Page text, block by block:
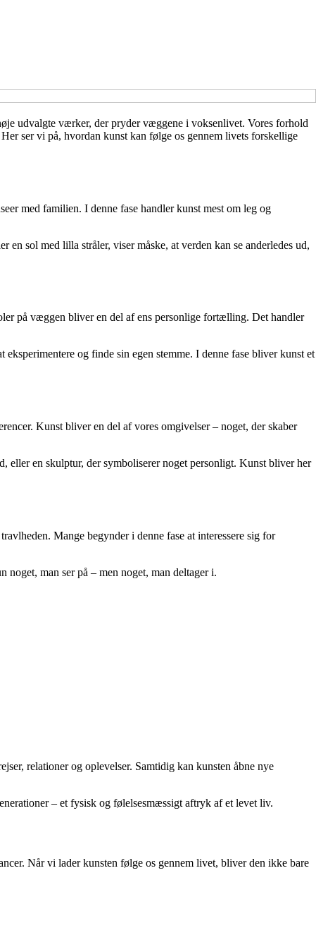
udvalgte værker, der pryder væggene i voksenlivet. Vores forhold
ser vi på, hvordan kunst kan følge os gennem livets forskellige
med familien. I denne fase handler kunst mest om leg og
sol med lilla stråler, viser måske, at verden kan se anderledes ud,
på væggen bliver en del af ens personlige fortælling. Det handler
og finde sin egen stemme. I denne fase bliver kunst et
Kunst bliver en del af vores omgivelser – noget, der skaber
en skulptur, der symboliserer noget personligt. Kunst bliver her
Mange begynder i denne fase at interessere sig for
man ser på – men noget, man deltager i.
relationer og oplevelser. Samtidig kan kunsten åbne nye
– et fysisk og følelsesmæssigt aftryk af et levet liv.
Når vi lader kunsten følge os gennem livet, bliver den ikke bare